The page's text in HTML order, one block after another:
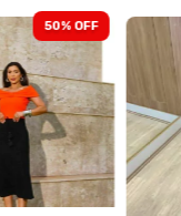
50% OFF